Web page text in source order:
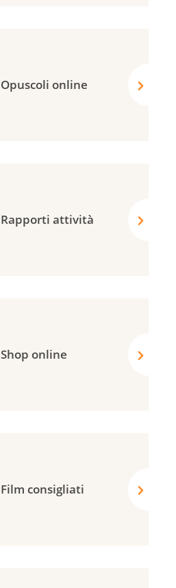
Opuscoli online
Rapporti attività
Shop online
Film consigliati